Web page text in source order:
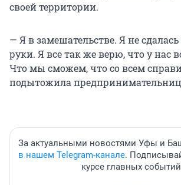
своей территории.
— Я в замешательстве. Я не
руки. Я все так же верю, что у нас
Что мы сможем, что со всем
подытожила
За актуальными новостями Уфы и
в нашем Telegram-канале.
курсе главных